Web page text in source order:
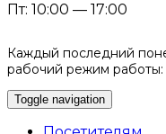
Пт: 10:00 — 17:00
Каждый последний
рабочий режим работы:
Toggle navigation